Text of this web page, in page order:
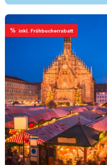
% inkl. Frühbucherrabatt